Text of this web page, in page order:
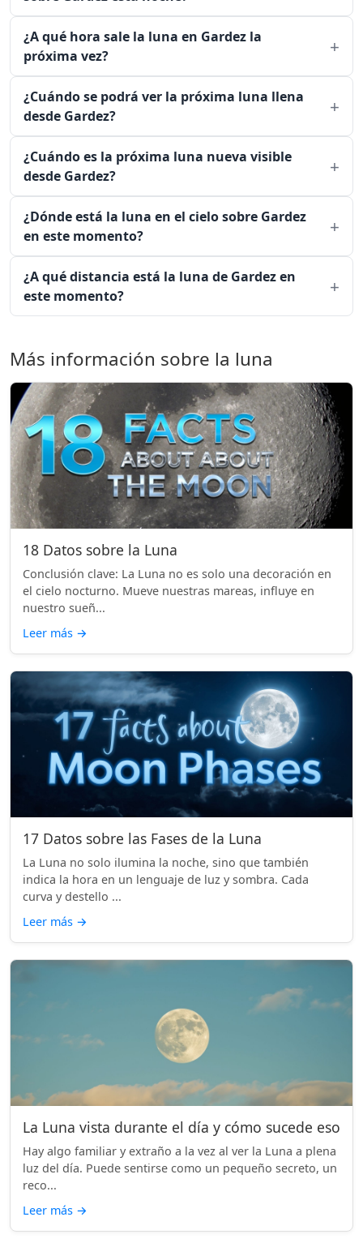
¿A qué hora sale la luna en Gardez la
próxima vez?
¿Cuándo se podrá ver la próxima luna llena
desde Gardez?
¿Cuándo es la próxima luna nueva visible
desde Gardez?
¿Dónde está la luna en el cielo sobre Gardez
en este momento?
¿A qué distancia está la luna de Gardez en
este momento?
Más información sobre la luna
18 Datos sobre la Luna
Conclusión clave: La Luna no es solo una decoración en
el cielo nocturno. Mueve nuestras mareas, influye en
nuestro sueñ...
Leer más →
17 Datos sobre las Fases de la Luna
La Luna no solo ilumina la noche, sino que también
indica la hora en un lenguaje de luz y sombra. Cada
curva y destello ...
Leer más →
La Luna vista durante el día y cómo sucede eso
Hay algo familiar y extraño a la vez al ver la Luna a plena
luz del día. Puede sentirse como un pequeño secreto, un
reco...
Leer más →